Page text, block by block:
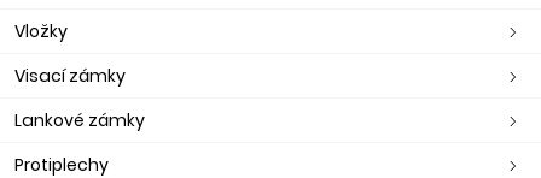
Vložky
Visací zámky
Lankové zámky
Protiplechy